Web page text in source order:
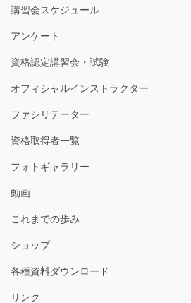
講習会スケジュール
アンケート
資格認定講習会・試験
オフィシャルインストラクター
ファシリテーター
資格取得者一覧
フォトギャラリー
動画
これまでの歩み
ショップ
各種資料ダウンロード
リンク